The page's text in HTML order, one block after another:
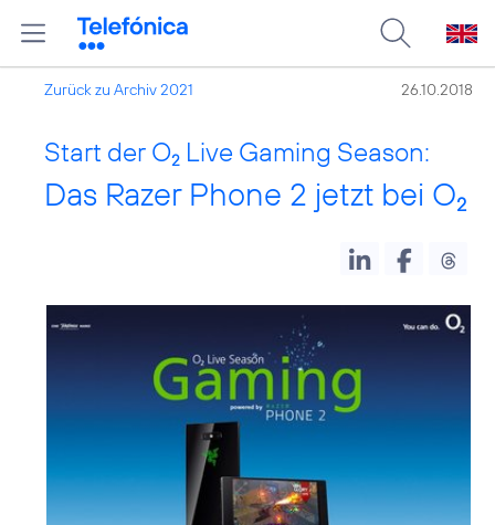
Zurück zu Archiv 2021 26.10.2018
Start der O2 Live Gaming Season:
Das Razer Phone 2 jetzt bei O2